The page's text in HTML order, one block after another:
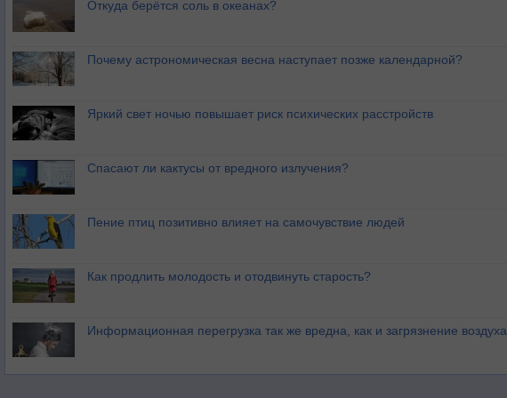
Откуда берётся соль в океанах?
Почему астрономическая весна наступает позже календарной?
Яркий свет ночью повышает риск психических расстройств
Спасают ли кактусы от вредного излучения?
Пение птиц позитивно влияет на самочувствие людей
Как продлить молодость и отодвинуть старость?
Информационная перегрузка так же вредна, как и загрязнение воздуха